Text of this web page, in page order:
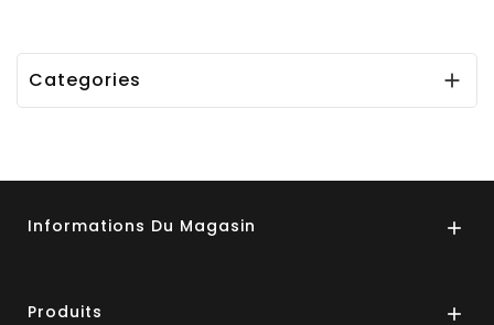
Categories 
Informations Du Magasin 
Produits 